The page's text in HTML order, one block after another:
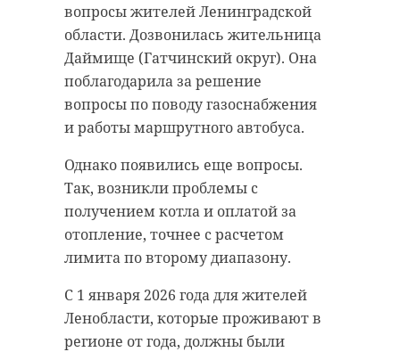
вопросы жителей Ленинградской
области. Дозвонилась жительница
Даймище (Гатчинский округ). Она
поблагодарила за решение
вопросы по поводу газоснабжения
и работы маршрутного автобуса.
Однако появились еще вопросы.
Так, возникли проблемы с
получением котла и оплатой за
отопление, точнее с расчетом
лимита по второму диапазону.
С 1 января 2026 года для жителей
Ленобласти, которые проживают в
регионе от года, должны были